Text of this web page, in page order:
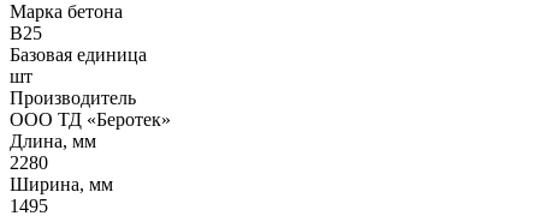
Марка бетона
B25
Базовая единица
шт
Производитель
ООО ТД «Беротек»
Длина, мм
2280
Ширина, мм
1495